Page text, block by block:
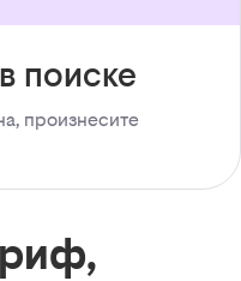
поиске
произнесите